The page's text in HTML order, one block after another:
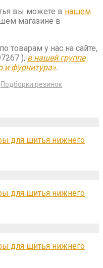
вы можете в нашем
магазине в
товарам у нас на сайте,
), в нашей группе
и фурнитура».
Подборки резинок
для шитья нижнего
для шитья нижнего
для шитья нижнего